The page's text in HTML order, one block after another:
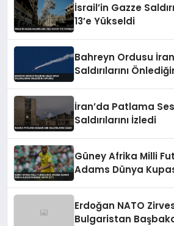
İsrail’in Gazze
13’e Yükseldi
Bahreyn Ordusu
Saldırılarını
İran’da Patlama
Saldırılarını İzledi
Güney Afrika Milli
Adams Dünya
Erdoğan NATO
Bulgaristan